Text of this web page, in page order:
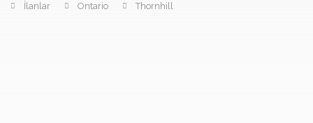
İlanlar Ontario Thornhill